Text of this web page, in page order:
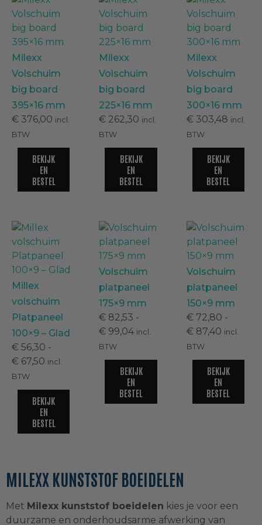
Platpanelen (0)
Dagkantafwerkingen ( 0 )
2-delige dagkantafwerkingen (0)
Kamerhoekprofielen
Volschuim paneel met haakse hoek
Kozijnvulling (0)
DHZ Sandwichpanelen
Kunststof paneelprofielen voor
kozijnvulling
(0
Milinboard vensterbanken
Sandwichpanelen
Kunststof gevelbekleding (0)
Milexx
Volschuim
big board
395×16 mm
€ 376,00 incl.
BTW
BEKIJK
EN
BESTEL
Milexx
Volschuim
big board
225×16 mm
€ 262,30 incl.
BTW
BEKIJK
EN
BESTEL
Milexx
Volschuim
big board
300×16 mm
€303,48 incl.
BTW
BEKIJK
EN
BESTEL
Millex
volschuim
Platpaneel
100×9 – Glad
€ 56,30 -
€ 67,50 incl.
BTW
BEKIJK
EN
BESTEL
Volschuim
platpaneel
175×9 mm
€ 82,53 -
€ 99,04 incl.
BTW
BEKIJK
EN
BESTEL
Volschuim
platpaneel
150×9 mm
€72,80 -
€87,40 incl.
BTW
BEKIJK
EN
BESTEL
MILEXX KUNSTSTOF BOEIDELEN
Met Milexx kunststof boeidelen kies je voor een
duurzame en onderhoudsarme afwerking van